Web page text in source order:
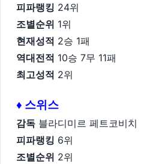
피파랭킹 24위
조별순위 1위
현재성적 2승 1패
역대전적 10승 7무 11패
최고성적 2위
♦ 스위스
감독 블라디미르 페트코비치
피파랭킹 6위
조별순위 2위